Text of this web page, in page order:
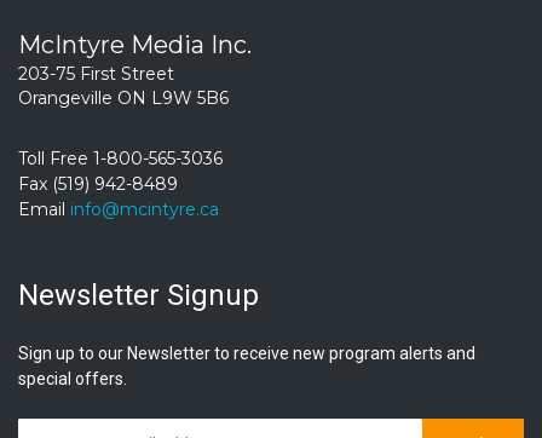
McIntyre Media Inc.
203-75 First Street
Orangeville ON L9W 5B6
Toll Free 1-800-565-3036
Fax (519) 942-8489
Email info@mcintyre.ca
Newsletter Signup
Sign up to our Newsletter to receive new program alerts and
special offers.